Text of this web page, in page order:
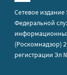
Сетевое издание
Федеральной
(Роскомнадзор)
регистрации Эл